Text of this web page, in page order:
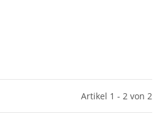
Artikel 1 - 2 von 2